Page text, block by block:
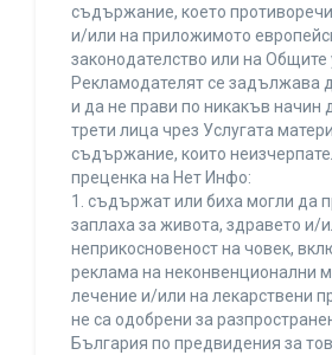
съдържание, което
и/или на приложимото
законодателство или на Общите
Рекламодателят се задължава
и да не прави по никакъв начин
трети лица чрез Услугата
съдържание, които
преценка на Нет Инфо:
1. съдържат или биха могли да
заплаха за живота, здравето и/
неприкосновеност на човек,
реклама на неконвенционални
лечение и/или на лекарствени
не са одобрени за
България по предвидения за